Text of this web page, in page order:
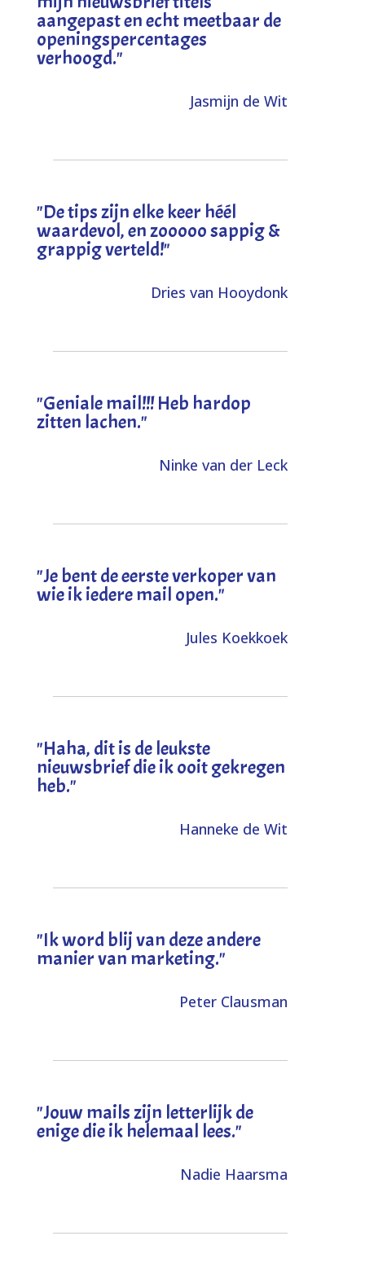
aangepast en echt meetbaar de
openingspercentages
verhoogd."
Jasmijn de Wit
"De tips zijn elke keer héél
waardevol, en zooooo sappig &
grappig verteld!"
Dries van Hooydonk
"Geniale mail!!! Heb hardop
zitten lachen."
Ninke van der Leck
"Je bent de eerste verkoper van
wie ik iedere mail open."
Jules Koekkoek
"Haha, dit is de leukste
nieuwsbrief die ik ooit gekregen
heb."
Hanneke de Wit
"Ik word blij van deze andere
manier van marketing."
Peter Clausman
"Jouw mails zijn letterlijk de
enige die ik helemaal lees."
Nadie Haarsma